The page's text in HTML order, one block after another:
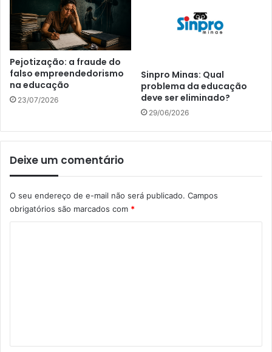
Pejotização: a fraude do
falso empreendedorismo
na educação
23/07/2026
Sinpro Minas: Qual
problema da educação
deve ser eliminado?
29/06/2026
Deixe um comentário
O seu endereço de e-mail não será publicado. Campos
obrigatórios são marcados com *